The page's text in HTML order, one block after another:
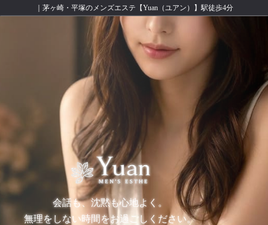
｜茅ヶ崎・平塚のメンズエステ【Yuan（ユアン）】駅徒歩4分
会話も、沈黙も心地よく。
無理をしない時間をお過ごしください。